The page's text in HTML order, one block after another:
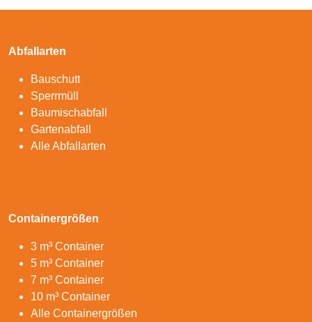
Abfallarten
Bauschutt
Sperrmüll
Baumischabfall
Gartenabfall
Alle Abfallarten
Containergrößen
3 m³ Container
5 m³ Container
7 m³ Container
10 m³ Container
Alle Containergrößen